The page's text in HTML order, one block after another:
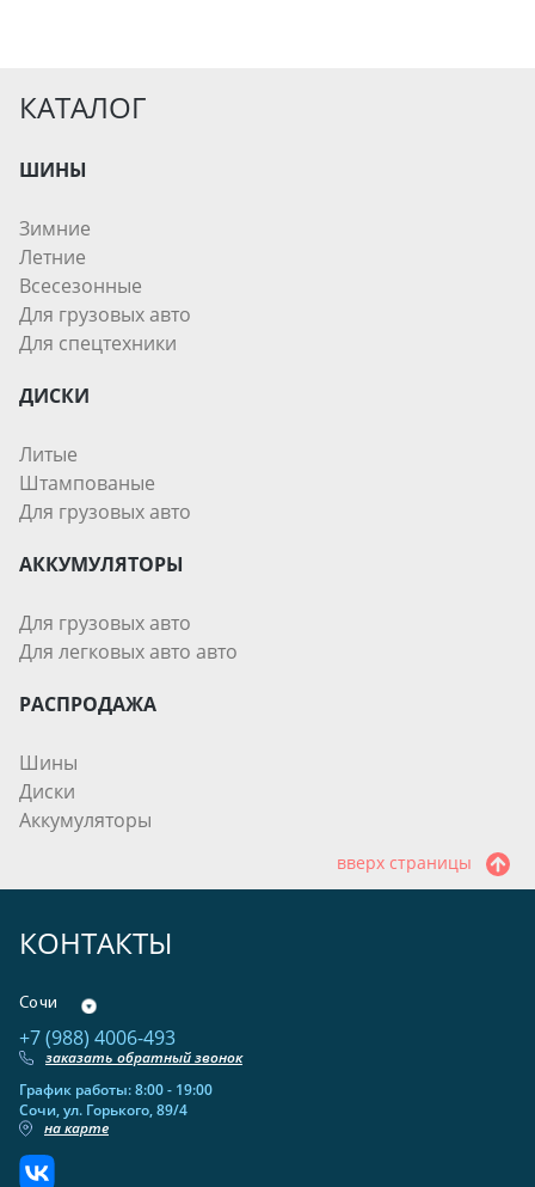
КАТАЛОГ
ШИНЫ
Зимние
Летние
Всесезонные
Для грузовых авто
Для спецтехники
ДИСКИ
Литые
Штампованые
Для грузовых авто
АККУМУЛЯТОРЫ
Для грузовых авто
Для легковых авто авто
РАСПРОДАЖА
Шины
Диски
Аккумуляторы
вверх страницы
КОНТАКТЫ
Сочи
+7 (988) 4006-493
заказать обратный звонок
График работы: 8:00 - 19:00
Сочи, ул. Горького, 89/4
на карте